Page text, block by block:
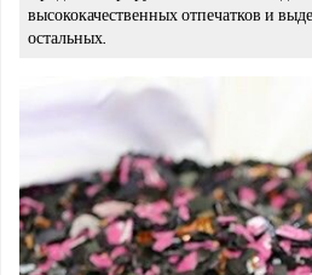
высококачественных отпечатков и
остальных.